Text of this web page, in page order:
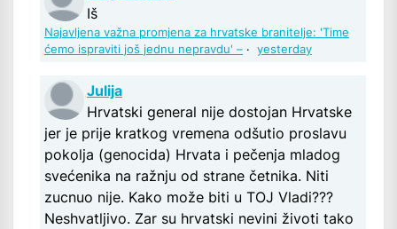
Iš
Najavljena važna promjena za hrvatske branitelje: 'Time
ćemo ispraviti još jednu nepravdu' – · yesterday
Julija
Hrvatski general nije dostojan Hrvatske
jer je prije kratkog vremena odšutio proslavu
pokolja (genocida) Hrvata i pečenja mladog
svećenika na ražnju od strane četnika. Niti
zucnuo nije. Kako može biti u TOJ Vladi???
Neshvatljivo. Zar su hrvatski nevini životi tako